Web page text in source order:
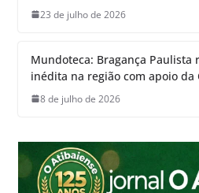
23 de julho de 2026
Mundoteca: Bragança Paulista
inédita na região com apoio da
8 de julho de 2026